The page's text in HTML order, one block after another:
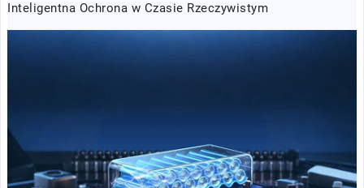
Inteligentna Ochrona w Czasie Rzeczywistym